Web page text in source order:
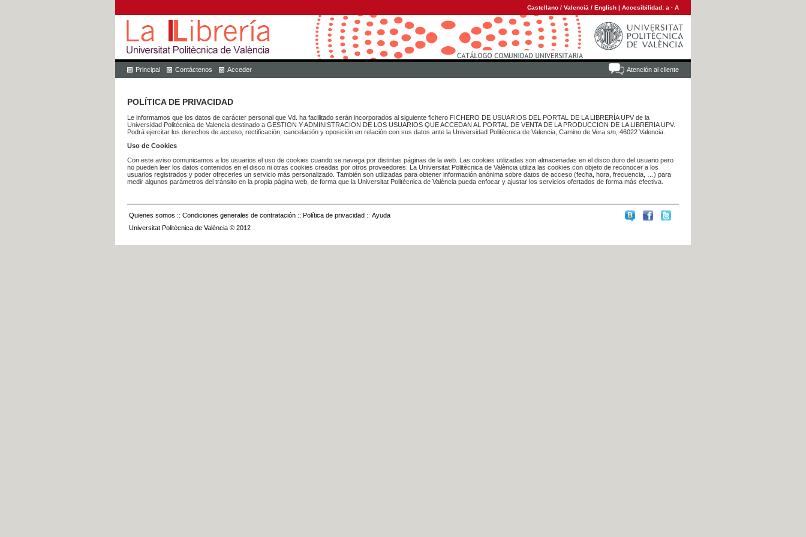
Castellano / Valencià / English | Accesibilidad: a · A
Atención al cliente
Principal Contáctenos Acceder
POLÍTICA DE PRIVACIDAD
Le informamos que los datos de carácter personal que Vd. ha facilitado serán incorporados al siguiente fichero FICHERO DE USUARIOS DEL PORTAL DE LA LIBRERÍA UPV de la
Universidad Politécnica de Valencia destinado a GESTION Y ADMINISTRACION DE LOS USUARIOS QUE ACCEDAN AL PORTAL DE VENTA DE LA PRODUCCION DE LA LIBRERIA UPV.
Podrá ejercitar los derechos de acceso, rectificación, cancelación y oposición en relación con sus datos ante la Universidad Politécnica de Valencia, Camino de Vera s/n, 46022 Valencia.
Uso de Cookies
Con este aviso comunicamos a los usuarios el uso de cookies cuando se navega por distintas páginas de la web. Las cookies utilizadas son almacenadas en el disco duro del usuario pero
no pueden leer los datos contenidos en el disco ni otras cookies creadas por otros proveedores. La Universitat Politècnica de València utiliza las cookies con objeto de reconocer a los
usuarios registrados y poder ofrecerles un servicio más personalizado. También son utilizadas para obtener información anónima sobre datos de acceso (fecha, hora, frecuencia, …) para
medir algunos parámetros del tránsito en la propia página web, de forma que la Universitat Politècnica de València pueda enfocar y ajustar los servicios ofertados de forma más efectiva.
Quienes somos :: Condiciones generales de contratación :: Política de privacidad :: Ayuda
Universitat Politècnica de València © 2012